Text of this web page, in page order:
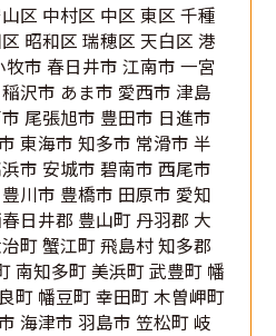
区 中村区 中区 東区 千種
昭和区 瑞穂区 天白区 港
市 春日井市 江南市 一宮
沢市 あま市 愛西市 津島
尾張旭市 豊田市 日進市
東海市 知多市 常滑市 半
市 安城市 碧南市 西尾市
川市 豊橋市 田原市 愛知
日井郡 豊山町 丹羽郡 大
町 蟹江町 飛島村 知多郡
南知多町 美浜町 武豊町 幡
町 幡豆町 幸田町 木曽岬町
海津市 羽島市 笠松町 岐